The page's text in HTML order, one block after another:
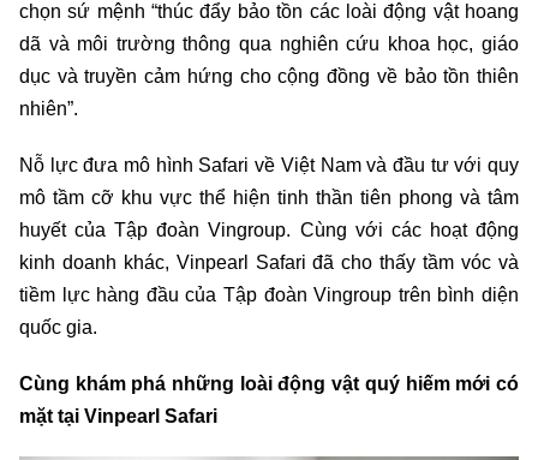
chọn sứ mệnh “thúc đẩy bảo tồn các loài động vật hoang
dã và môi trường thông qua nghiên cứu khoa học, giáo
dục và truyền cảm hứng cho cộng đồng về bảo tồn thiên
nhiên”.
Nỗ lực đưa mô hình Safari về Việt Nam và đầu tư với quy
mô tầm cỡ khu vực thể hiện tinh thần tiên phong và tâm
huyết của Tập đoàn Vingroup. Cùng với các hoạt động
kinh doanh khác, Vinpearl Safari đã cho thấy tầm vóc và
tiềm lực hàng đầu của Tập đoàn Vingroup trên bình diện
quốc gia.
Cùng khám phá những loài động vật quý hiếm mới có
mặt tại Vinpearl Safari